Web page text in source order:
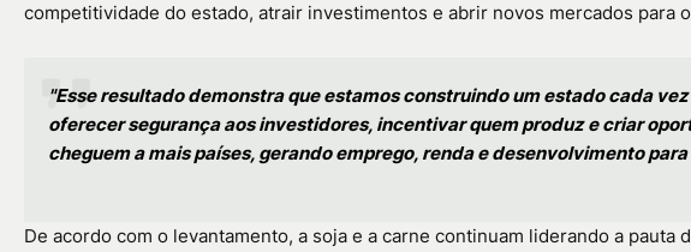
competitividade do estado, atrair investimentos e abrir novos mercados para
"Esse resultado demonstra que estamos construindo um estado cada
oferecer segurança aos investidores, incentivar quem produz e criar
cheguem a mais países, gerando emprego, renda e desenvolvimento
De acordo com o levantamento, a soja e a carne continuam liderando a pauta